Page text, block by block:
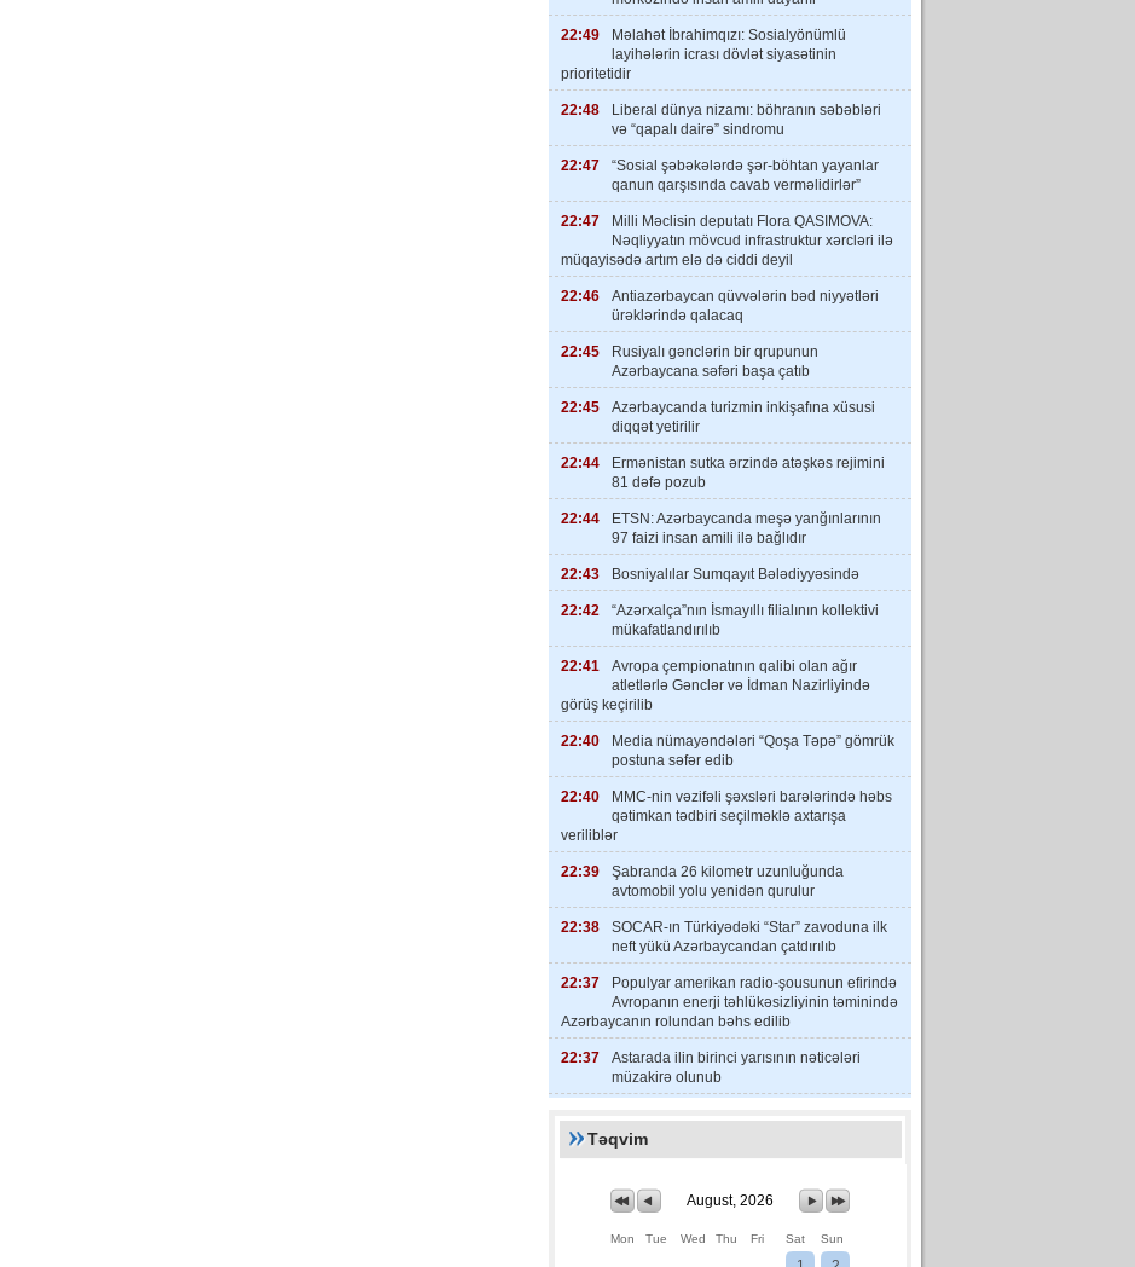
22:49
Məlahət İbrahimqızı: Sosialyönümlü
layihələrin icrası dövlət siyasətinin
prioritetidir
22:48
Liberal dünya nizamı: böhranın səbəbləri
və “qapalı dairə” sindromu
22:47
“Sosial şəbəkələrdə şər-böhtan yayanlar
qanun qarşısında cavab verməlidirlər”
22:47
Milli Məclisin deputatı Flora QASIMOVA:
Nəqliyyatın mövcud infrastruktur xərcləri ilə
müqayisədə artım elə də ciddi deyil
22:46
Antiazərbaycan qüvvələrin bəd niyyətləri
ürəklərində qalacaq
22:45
Rusiyalı gənclərin bir qrupunun
Azərbaycana səfəri başa çatıb
22:45
Azərbaycanda turizmin inkişafına xüsusi
diqqət yetirilir
22:44
Ermənistan sutka ərzində atəşkəs rejimini
81 dəfə pozub
22:44
ETSN: Azərbaycanda meşə yanğınlarının
97 faizi insan amili ilə bağlıdır
22:43 Bosniyalılar Sumqayıt Bələdiyyəsində
22:42
“Azərxalça”nın İsmayıllı filialının kollektivi
mükafatlandırılıb
22:41
Avropa çempionatının qalibi olan ağır
atletlərlə Gənclər və İdman Nazirliyində
görüş keçirilib
22:40
Media nümayəndələri “Qoşa Təpə” gömrük
postuna səfər edib
22:40
MMC-nin vəzifəli şəxsləri barələrində həbs
qətimkan tədbiri seçilməklə axtarışa
veriliblər
22:39
Şabranda 26 kilometr uzunluğunda
avtomobil yolu yenidən qurulur
22:38
SOCAR-ın Türkiyədəki “Star” zavoduna ilk
neft yükü Azərbaycandan çatdırılıb
22:37
Populyar amerikan radio-şousunun efirində
Avropanın enerji təhlükəsizliyinin təminində
Azərbaycanın rolundan bəhs edilib
22:37
Astarada ilin birinci yarısının nəticələri
müzakirə olunub
Təqvim
August, 2026
Mon Tue Wed Thu Fri Sat Sun